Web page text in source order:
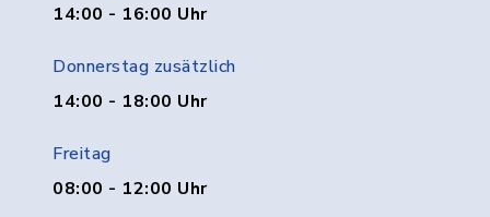
14:00 - 16:00 Uhr
Donnerstag zusätzlich
14:00 - 18:00 Uhr
Freitag
08:00 - 12:00 Uhr